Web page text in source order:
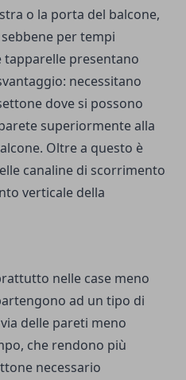
o la porta del balcone,
per tempi
presentano
necessitano
dove si possono
superiormente alla
Oltre a questo è
canaline di scorrimento
verticale della
nelle case meno
ad un tipo di
delle pareti meno
che rendono più
necessario